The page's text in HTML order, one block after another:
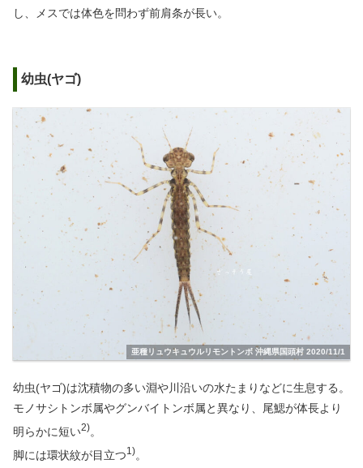
し、メスでは体色を問わず前肩条が長い。
幼虫(ヤゴ)
亜種リュウキュウルリモントンボ 沖縄県国頭村 2020/11/1
幼虫(ヤゴ)は沈積物の多い淵や川沿いの水たまりなどに生息する。
モノサシトンボ属やグンバイトンボ属と異なり、尾鰓が体長より
明らかに短い2)。
脚には環状紋が目立つ1)。